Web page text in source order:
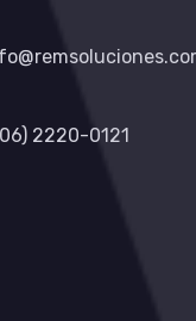
2220-0121